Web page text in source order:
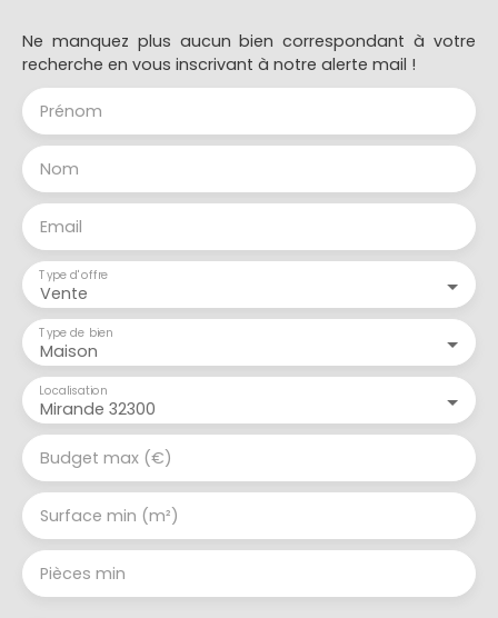
Ne manquez plus aucun bien correspondant à votre
recherche en vous inscrivant à notre alerte mail !
Prénom
Nom
Email
Vente
Type d'offre
Maison
Type de bien
Mirande 32300
Localisation
Budget max (€)
Surface min (m²)
Pièces min